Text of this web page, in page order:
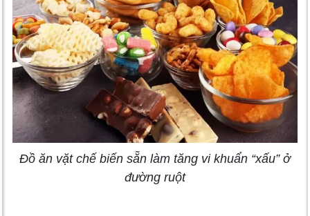
Đồ ăn vặt chế biến sẵn làm tăng vi khuẩn “xấu” ở
đường ruột